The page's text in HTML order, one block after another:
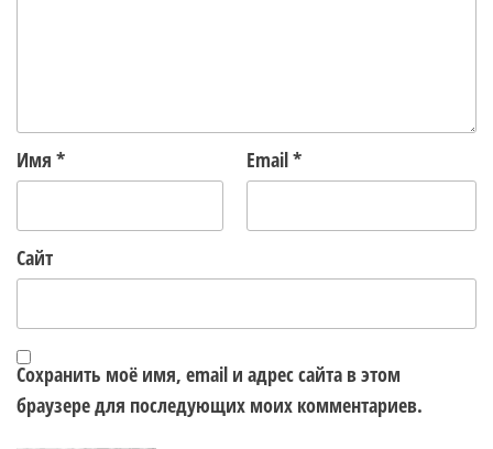
Имя * Email*
Сайт
Сохранить моё имя, email и адрес сайта в этом
браузере для последующих моих комментариев.